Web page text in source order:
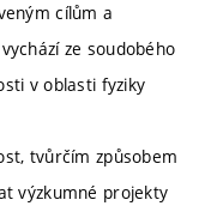
cílům a
ze soudobého
v oblasti fyziky
tvůrčím způsobem
výzkumné projekty